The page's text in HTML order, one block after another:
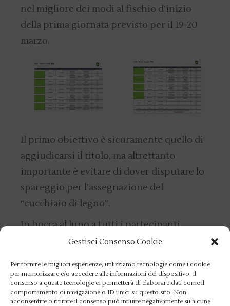
Gestisci Consenso Cookie
Per fornire le migliori esperienze, utilizziamo tecnologie come i cookie
per memorizzare e/o accedere alle informazioni del dispositivo. Il
consenso a queste tecnologie ci permetterà di elaborare dati come il
comportamento di navigazione o ID unici su questo sito. Non
acconsentire o ritirare il consenso può influire negativamente su alcune
nel migliore dei modi al fischio d’inizio
della prima giornata previsto per il 19-20
marzo.
Il primo obiettivo è sicuramente quello di
aggiudicarsi il titolo, ma altrettanto
importante è evitare di dover disputare lo
spareggio per l’assegnazione del
“cucchiaio di legno”.
In bocca al lupo a tutti i partecipanti.